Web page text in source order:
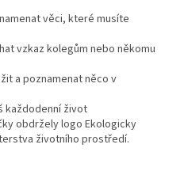
věci, které musíte
vzkaz kolegům nebo někomu
a poznamenat něco v
každodenní život
obdržely logo Ekologicky
životního prostředí.